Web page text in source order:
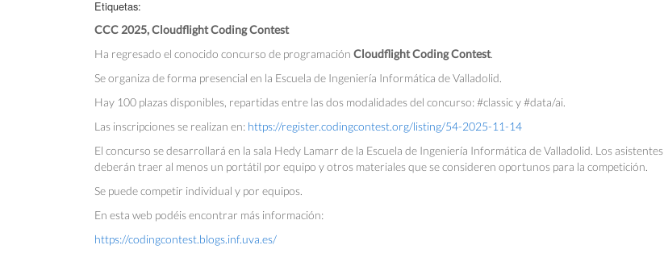
Etiquetas:
CCC 2025, Cloudflight Coding Contest
Ha regresado el conocido concurso de programación Cloudflight Coding Contest.
Se organiza de forma presencial en la Escuela de Ingeniería Informática de Valladolid.
Hay 100 plazas disponibles, repartidas entre las dos modalidades del concurso: #classic y #data/ai.
Las inscripciones se realizan en: https://register.codingcontest.org/listing/54-2025-11-14
El concurso se desarrollará en la sala Hedy Lamarr de la Escuela de Ingeniería Informática de Valladolid. Los asistentes
deberán traer al menos un portátil por equipo y otros materiales que se consideren oportunos para la competición.
Se puede competir individual y por equipos.
En esta web podéis encontrar más información:
https://codingcontest.blogs.inf.uva.es/